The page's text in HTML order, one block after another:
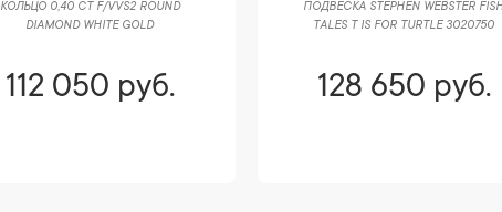
КОЛЬЦО 0,40 CT F/VVS2 ROUND
DIAMOND WHITE GOLD
112 050 руб.
ПОДВЕСКА STEPHEN WEBSTER
TALES T IS FOR TURTLE 3020750
128 650 руб.